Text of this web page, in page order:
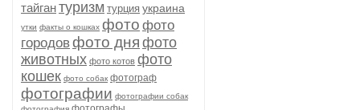
тайгантуризм турция украина
утки факты о кошках фото фото
городовфото дня фото
животных фото котов фото
кошек фото собак фотограф
фотографии фотографии собак